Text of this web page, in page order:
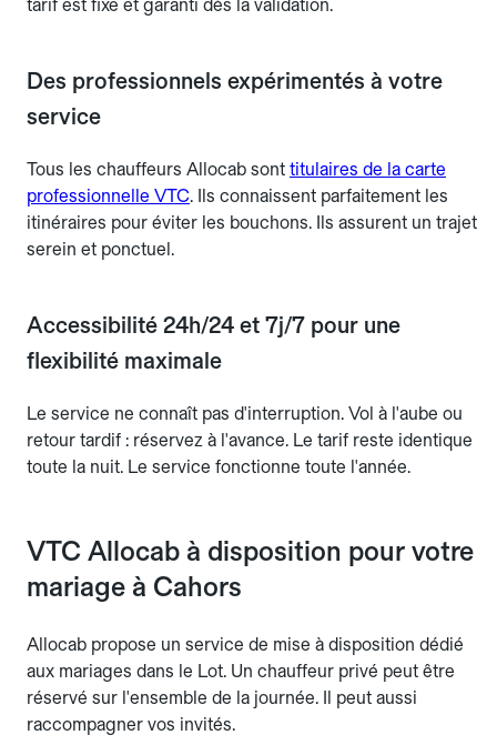
tarif est fixe et garanti dès la validation.
Des professionnels expérimentés à votre
service
Tous les chauffeurs Allocab sont titulaires de la carte
professionnelle VTC. Ils connaissent parfaitement les
itinéraires pour éviter les bouchons. Ils assurent un trajet
serein et ponctuel.
Accessibilité 24h/24 et 7j/7 pour une
flexibilité maximale
Le service ne connaît pas d'interruption. Vol à l'aube ou
retour tardif : réservez à l'avance. Le tarif reste identique
toute la nuit. Le service fonctionne toute l'année.
VTC Allocab à disposition pour votre
mariage à Cahors
Allocab propose un service de mise à disposition dédié
aux mariages dans le Lot. Un chauffeur privé peut être
réservé sur l'ensemble de la journée. Il peut aussi
raccompagner vos invités.